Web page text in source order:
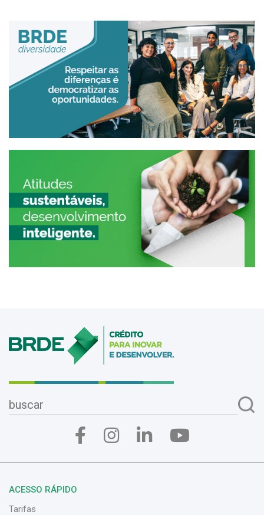
ACESSO RÁPIDO
Tarifas